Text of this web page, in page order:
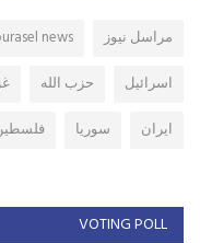
مراسل نيوز news
اسرائيل
حزب الله
ايران
سوريا
VOTING POLL